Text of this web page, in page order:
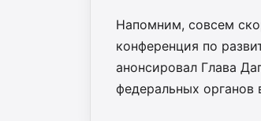
Напомним, совсем
конференция по
анонсировал Глава
федеральных органов